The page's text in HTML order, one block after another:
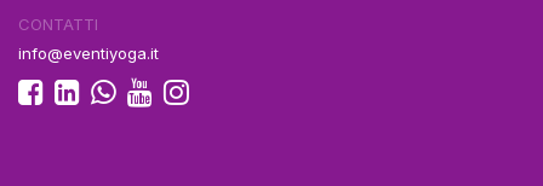
CONTATTI
info@eventiyoga.it